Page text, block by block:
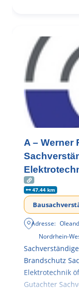
A – Werner
47.44 km
Adresse:
Nordrhein-
Brandschutz
Elektrotechnik
Gutachter